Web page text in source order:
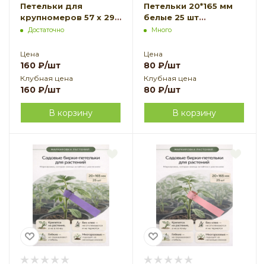
Петельки для
крупномеров 57 х 298
мм белая 10 шт
земледелие
Достаточно
Цена
160 ₽/шт
Клубная цена
160 ₽/шт
В корзину
Петельки 20*165 мм
белые 25 шт
Благодатное
Много
Цена
80 ₽/шт
Клубная цена
80 ₽/шт
В корзину